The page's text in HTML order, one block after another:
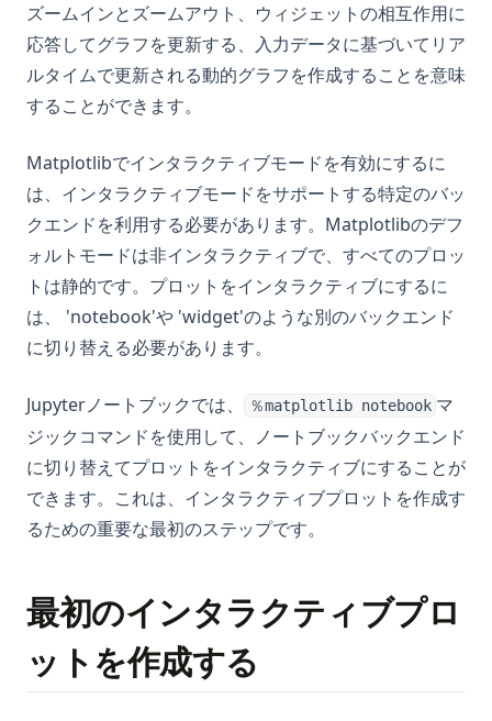
ズームインとズームアウト、ウィジェットの相互作用に
応答してグラフを更新する、入力データに基づいてリア
ルタイムで更新される動的グラフを作成することを意味
することができます。
Matplotlibでインタラクティブモードを有効にするに
は、インタラクティブモードをサポートする特定のバッ
クエンドを利用する必要があります。Matplotlibのデフ
ォルトモードは非インタラクティブで、すべてのプロッ
トは静的です。プロットをインタラクティブにするに
は、 'notebook'や 'widget'のような別のバックエンド
に切り替える必要があります。
Jupyterノートブックでは、 ％matplotlib notebook マ
ジックコマンドを使用して、ノートブックバックエンド
に切り替えてプロットをインタラクティブにすることが
できます。これは、インタラクティブプロットを作成す
るための重要な最初のステップです。
最初のインタラクティブプロ
ットを作成する